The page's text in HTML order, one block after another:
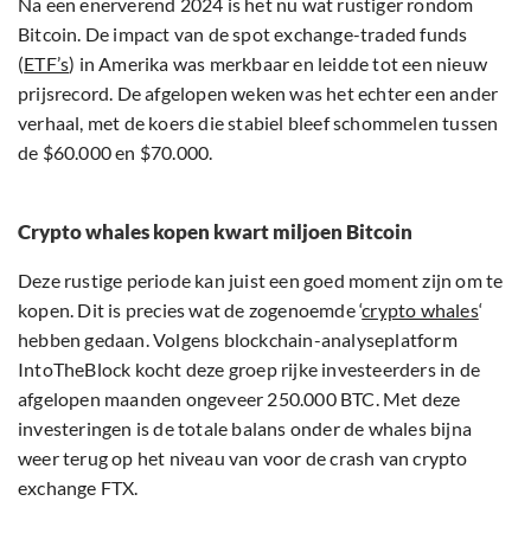
Bitcoin. De impact van de spot exchange-traded funds
(ETF’s) in Amerika was merkbaar en leidde tot een nieuw
prijsrecord. De afgelopen weken was het echter een ander
verhaal, met de koers die stabiel bleef schommelen tussen
de $60.000 en $70.000.
Crypto whales kopen kwart miljoen Bitcoin
Deze rustige periode kan juist een goed moment zijn om te
kopen. Dit is precies wat de zogenoemde ‘crypto whales‘
hebben gedaan. Volgens blockchain-analyseplatform
IntoTheBlock kocht deze groep rijke investeerders in de
afgelopen maanden ongeveer 250.000 BTC. Met deze
investeringen is de totale balans onder de whales bijna
weer terug op het niveau van voor de crash van crypto
exchange FTX.